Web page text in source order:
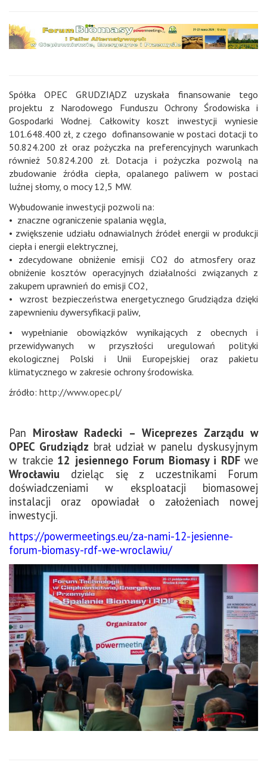
Spółka OPEC GRUDZIĄDZ uzyskała finansowanie tego
projektu z Narodowego Funduszu Ochrony Środowiska i
Gospodarki Wodnej. Całkowity koszt inwestycji wyniesie
101.648.400 zł, z czego dofinansowanie w postaci dotacji to
50.824.200 zł oraz pożyczka na preferencyjnych warunkach
również 50.824.200 zł. Dotacja i pożyczka pozwolą na
zbudowanie źródła ciepła, opalanego paliwem w postaci
luźnej słomy, o mocy 12,5 MW.
Wybudowanie inwestycji pozwoli na:
• znaczne ograniczenie spalania węgla,
• zwiększenie udziału odnawialnych źródeł energii w produkcji
ciepła i energii elektrycznej,
• zdecydowane obniżenie emisji CO2 do atmosfery oraz
obniżenie kosztów operacyjnych działalności związanych z
zakupem uprawnień do emisji CO2,
• wzrost bezpieczeństwa energetycznego Grudziądza dzięki
zapewnieniu dywersyfikacji paliw,
• wypełnianie obowiązków wynikających z obecnych i
przewidywanych w przyszłości uregulowań polityki
ekologicznej Polski i Unii Europejskiej oraz pakietu
klimatycznego w zakresie ochrony środowiska.
źródło: http://www.opec.pl/
Pan Mirosław Radecki – Wiceprezes Zarządu w
OPEC Grudziądz brał udział w panelu dyskusyjnym
w trakcie 12 jesiennego Forum Biomasy i RDFwe
Wrocławiu dzieląc się z uczestnikami Forum
doświadczeniami w eksploatacji biomasowej
instalacji oraz opowiadał o założeniach nowej
inwestycji.
https://powermeetings.eu/za-nami-12-jesienne-
forum-biomasy-rdf-we-wroclawiu/